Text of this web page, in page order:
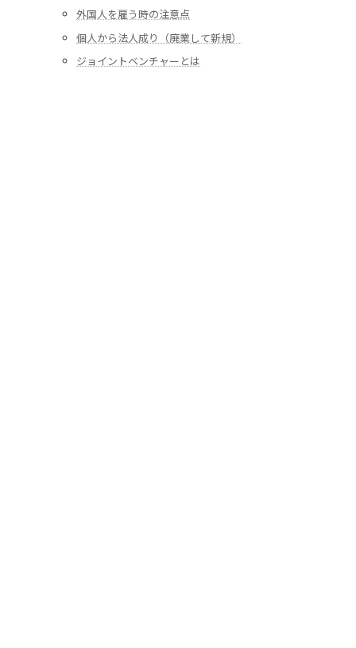
外国人を雇う時の注意点
個人から法人成り（廃業して新規）
ジョイントベンチャーとは